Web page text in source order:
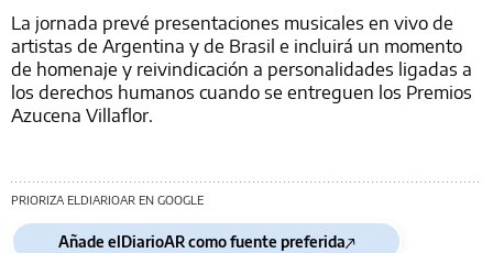
La jornada prevé presentaciones musicales en vivo de
artistas de Argentina y de Brasil e incluirá un momento
de homenaje y reivindicación a personalidades ligadas a
los derechos humanos cuando se entreguen los Premios
Azucena Villaflor.
PRIORIZA ELDIARIOAR EN GOOGLE
Añade elDiarioAR como fuente preferida